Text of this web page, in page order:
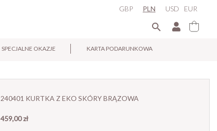
EUR
GBP PLN USD

SPECJALNE OKAZJE KARTA PODARUNKOWA
240401 KURTKA Z EKO SKÓRY BRĄZOWA
459,00 zł
×